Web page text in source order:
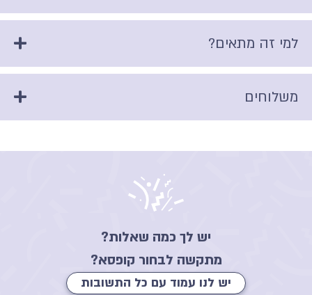
למי זה מתאים?
משלוחים
יש לך כמה שאלות?
מתקשה לבחור קופסא?
יש לנו עמוד עם כל התשובות